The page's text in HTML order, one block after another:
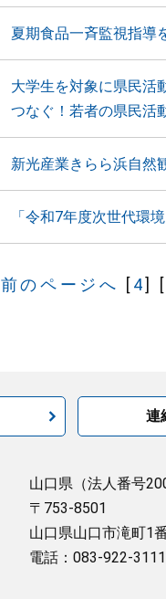
夏期食品一斉監視指導
大学生を対象に県民活
つなぐ！若者の県民活
新光産業きらら浜自然
「令和7年度次世代環
前のページへ [ 4] [
連
山口県 （法人番号
〒753-8501
山口県山口市滝町1
電話：083-922-3111